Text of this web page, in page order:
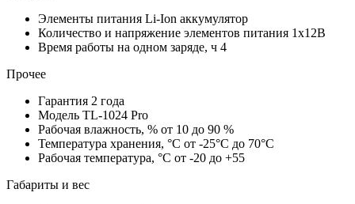
Элементы питания Li-Ion аккумулятор
Количество и напряжение элементов питания 1х12В
Время работы на одном заряде, ч 4
Прочее
Гарантия 2 года
Модель TL-1024 Pro
Рабочая влажность, % от 10 до 90 %
Температура хранения, °С от -25°C до 70°C
Рабочая температура, °С от -20 до +55
Габариты и вес